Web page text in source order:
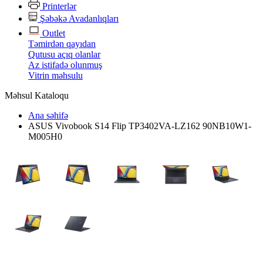
Printerlər
Şəbəkə Avadanlıqları
Outlet
Təmirdən qayıdan
Qutusu açıq olanlar
Az istifadə olunmuş
Vitrin məhsulu
Məhsul Kataloqu
Ana səhifə
ASUS Vivobook S14 Flip TP3402VA-LZ162 90NB10W1-
M005H0